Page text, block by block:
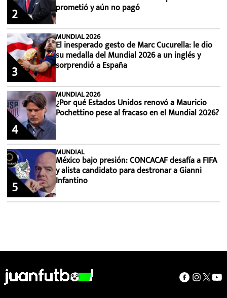
prometió y aún no pagó
2
MUNDIAL 2026
El inesperado gesto de Marc Cucurella: le dio
su medalla del Mundial 2026 a un inglés y
sorprendió a España
3
MUNDIAL 2026
¿Por qué Estados Unidos renovó a Mauricio
Pochettino pese al fracaso en el Mundial 2026?
4
MUNDIAL
México bajo presión: CONCACAF desafía a FIFA
y alista candidato para destronar a Gianni
Infantino
5